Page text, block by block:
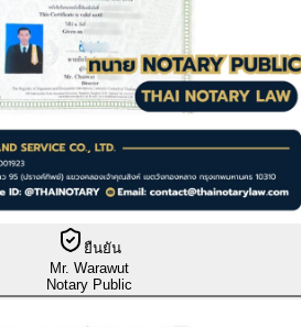
ยืนยัน
Mr. Warawut
Notary Public